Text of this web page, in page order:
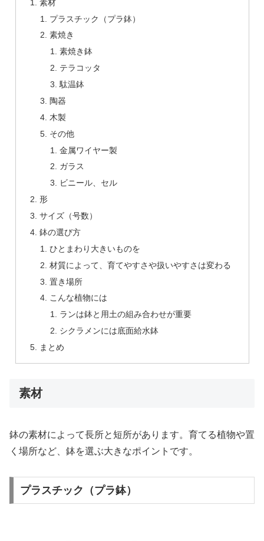
素材
プラスチック（プラ鉢）
素焼き
素焼き鉢
テラコッタ
駄温鉢
陶器
木製
その他
金属ワイヤー製
ガラス
ビニール、セル
形
サイズ（号数）
鉢の選び方
ひとまわり大きいものを
材質によって、育てやすさや扱いやすさは変わる
置き場所
こんな植物には
ランは鉢と用土の組み合わせが重要
シクラメンには底面給水鉢
まとめ
素材
鉢の素材によって長所と短所があります。育てる植物や置
く場所など、鉢を選ぶ大きなポイントです。
プラスチック（プラ鉢）